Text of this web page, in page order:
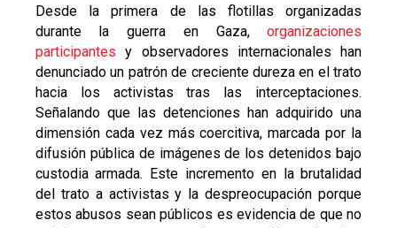
Desde la primera de las flotillas organizadas
durante la guerra en Gaza,organizaciones
participantes y observadores internacionales han
denunciado un patrón de creciente dureza en el trato
hacia los activistas tras las interceptaciones.
Señalando que las detenciones han adquirido una
dimensión cada vez más coercitiva, marcada por la
difusión pública de imágenes de los detenidos bajo
custodia armada. Este incremento en la brutalidad
del trato a activistas y la despreocupación porque
estos abusos sean públicos es evidencia de que no